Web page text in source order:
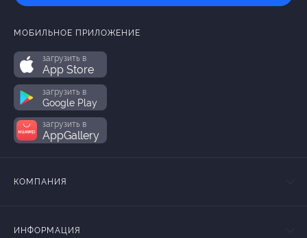
МОБИЛЬНОЕ ПРИЛОЖЕНИЕ
загрузить в
App Store
загрузить в
Google Play
загрузить в
AppGallery
КОМПАНИЯ
ИНФОРМАЦИЯ